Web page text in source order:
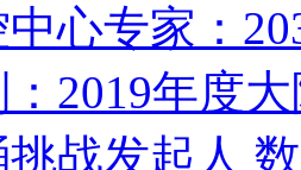
心专家：
2019年度
战发起人